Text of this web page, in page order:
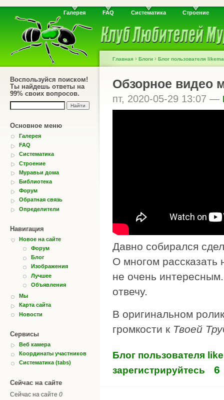
Галерея FAQ Систематика Строение
Воспользуйся поиском!
Ты найдешь ответы на
99% своих вопросов.
Основное меню
Галерея
FAQ
Систематика
Строение
Муравьи дома
Библиотека
Форум
Обратная связь
Определители
Навигация
Новое на сайте
Форум
Блог
Изображения
Лучшее
Объявления
Мы
Карта сайта
Новости
Сервисы
Веб камера
Координаты участников
Систематика (tabs)
Сейчас на сайте
Сейчас на сайте 0
Главная › Блоги › Блог пользователя
Обзорное видео
пт, 2020-05-29 13:07 —
Давно собирался
О многом рассказать
не очень
отвечу.
В оригинальном
громкости к Твоей
Блог пользователя
зарегистрируйтесь
6